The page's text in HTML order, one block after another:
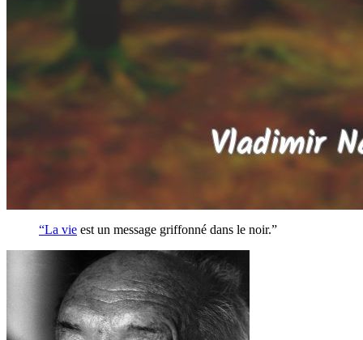
“La vie est un message griffonné dans le noir.”